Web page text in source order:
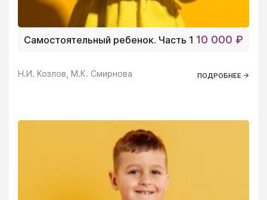
Самостоятельный ребенок. Часть 1 10 000 ₽
Н.И. Козлов, М.К. Смирнова ПОДРОБНЕЕ